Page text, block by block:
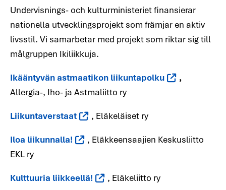
Undervisnings- och kulturministeriet finansierar
nationella utvecklingsprojekt som främjar en aktiv
livsstil. Vi samarbetar med projekt som riktar sig till
målgruppen Ikiliikkuja.
Ikääntyvän astmaatikon liikuntapolku
,
Allergia-, Iho- ja Astmaliitto ry
Liikuntaverstaat , Eläkeläiset ry
Iloa liikunnalla!
, Eläkkeensaajien Keskusliitto
EKL ry
Kulttuuria liikkeellä! , Eläkeliitto ry